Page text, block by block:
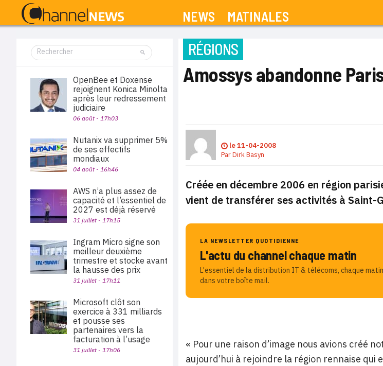
NEWS MATINALES
RÉGIONS
Amossys abandonne
le11-04-2008
ParDirk Basyn
Créée en décembre 2006 en région
vient de transférer ses activités à Saint-
LA NEWSLETTER QUOTIDIENNE
L'actu du channel chaque matin
L'essentiel de la distribution IT & télécoms, chaque
dans votre boîte mail.
« Pour une raison d’image nous avions créé
aujourd’hui à rejoindre la région rennaise qui
OpenBee et Doxense
rejoignent Konica Minolta
après leur redressement
judiciaire
06 août - 17h03
Nutanix va supprimer 5%
de ses effectifs
mondiaux
04 août - 16h46
AWS n’a plus assez de
capacité et l’essentiel de
2027 est déjà réservé
31 juillet - 17h15
Ingram Micro signe son
meilleur deuxième
trimestre et stocke avant
la hausse des prix
31 juillet - 17h11
Microsoft clôt son
exercice à 331 milliards
et pousse ses
partenaires vers la
facturation à l’usage
31 juillet - 17h06